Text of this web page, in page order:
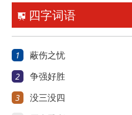
 四字词语
1 蔽伤之忧
2 争强好胜
3 没三没四